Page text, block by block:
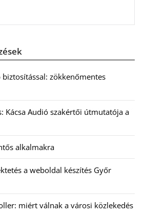
biztosítással: zökkenőmentes
Kácsa Audió szakértői útmutatója a
alkalmakra
a weboldal készítés Győr
miért válnak a városi közlekedés